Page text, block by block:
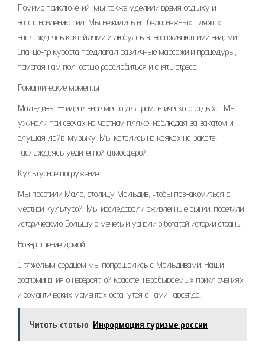
Помимо приключений, мы также уделили время отдыху и
восстановлению сил. Мы нежились на белоснежных пляжах,
наслаждаясь коктейлями и любуясь завораживающими видами.
Спа-центр курорта предлагал различные массажи и процедуры,
помогая нам полностью расслабиться и снять стресс.
Романтические моменты
Мальдивы — идеальное место для романтического отдыха. Мы
ужинали при свечах на частном пляже, наблюдая за закатом и
слушая лайв-музыку. Мы катались на каяках на закате,
наслаждаясь уединенной атмосферой.
Культурное погружение
Мы посетили Мале, столицу Мальдив, чтобы познакомиться с
местной культурой. Мы исследовали оживленные рынки, посетили
историческую Большую мечеть и узнали о богатой истории страны.
Возвращение домой
С тяжелым сердцем мы попрощались с Мальдивами. Наши
воспоминания о невероятной красоте, незабываемых приключениях
и романтических моментах останутся с нами навсегда.
Читать статью Информация туризме россии